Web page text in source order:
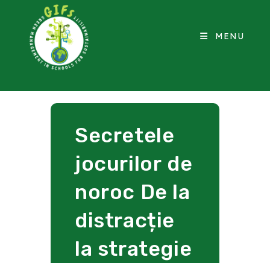
MENU
Secretele
jocurilor de
noroc De la
distracție
la strategie